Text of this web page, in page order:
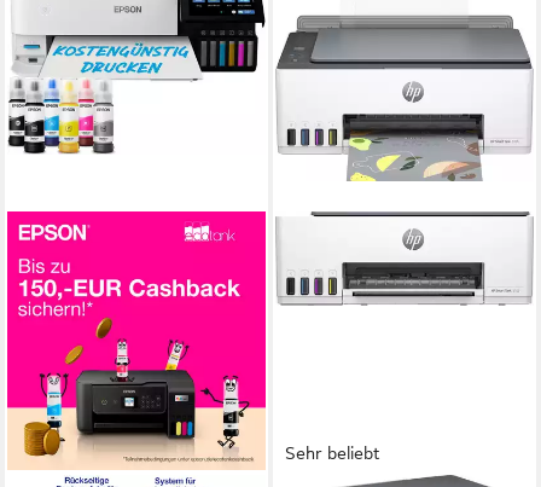
Sehr beliebt